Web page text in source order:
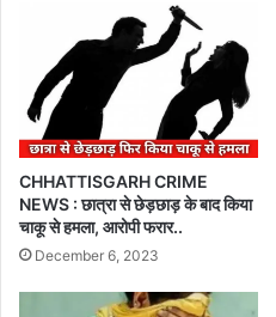
CHHATTISGARH CRIME
NEWS : छात्रा से छेड़छाड़ के बाद किया
चाकू से हमला, आरोपी फरार..
December 6, 2023